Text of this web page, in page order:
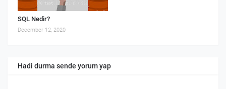
SQL Nedir?
December 12, 2020
Hadi durma sende yorum yap